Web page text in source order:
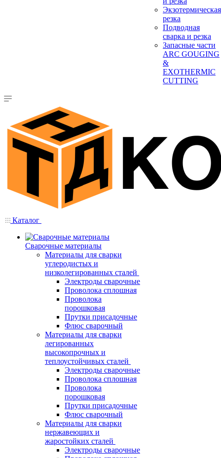
Экзотермическая
резка
Подводная
сварка и резка
Запасные части
ARC GOUGING
&
EXOTHERMIC
CUTTING
Каталог
Сварочные материалы
Материалы для сварки
углеродистых и
низколегированных сталей
Электроды сварочные
Проволока сплошная
Проволока
порошковая
Прутки присадочные
Флюс сварочный
Материалы для сварки
легированных
высокопрочных и
теплоустойчивых сталей
Электроды сварочные
Проволока сплошная
Проволока
порошковая
Прутки присадочные
Флюс сварочный
Материалы для сварки
нержавеющих и
жаростойких сталей
Электроды сварочные